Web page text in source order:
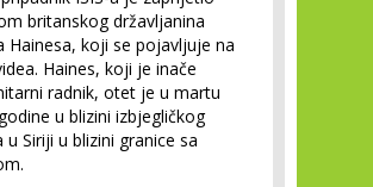
britanskog državljanina
Hainesa, koji se pojavljuje na
Haines, koji je inače
radnik, otet je u martu
u blizini izbjegličkog
u Siriji u blizini granice sa